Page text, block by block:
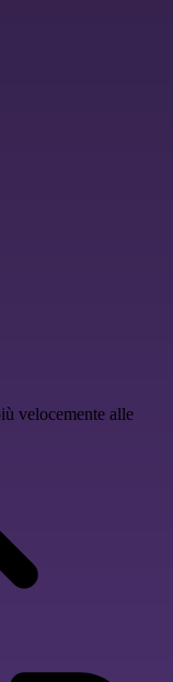
velocemente alle